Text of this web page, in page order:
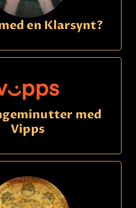
en Klarsynt?
med
Vipps